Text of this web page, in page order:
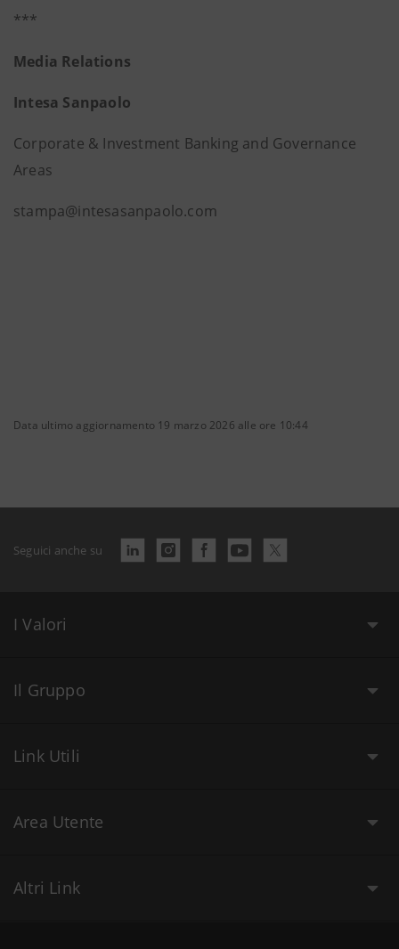
***
Media Relations
Intesa Sanpaolo
Corporate & Investment Banking and Governance
Areas
stampa@intesasanpaolo.com
Data ultimo aggiornamento 19 marzo 2026 alle ore 10:44
Seguici anche su
I Valori
Il Gruppo
Link Utili
Area Utente
Altri Link